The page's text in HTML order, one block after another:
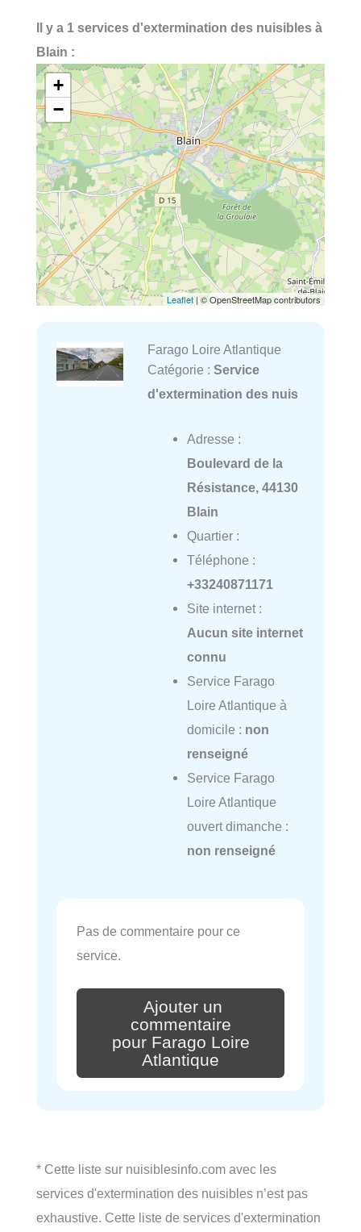
Il y a 1 services d'extermination des nuisibles à
Blain :
+
−
Leaflet | © OpenStreetMap contributors
Farago Loire Atlantique
Catégorie : Service
d'extermination des nuis
Adresse :
Boulevard de la
Résistance, 44130
Blain
Quartier :
Téléphone :
+33240871171
Site internet :
Aucun site internet
connu
Service Farago
Loire Atlantique à
domicile : non
renseigné
Service Farago
Loire Atlantique
ouvert dimanche :
non renseigné
Pas de commentaire pour ce
service.
Ajouter un
commentaire
pour Farago Loire
Atlantique
* Cette liste sur nuisiblesinfo.com avec les
services d'extermination des nuisibles n’est pas
exhaustive. Cette liste de services d'extermination